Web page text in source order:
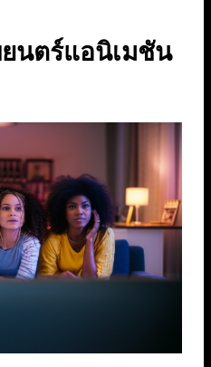
นตร์แอนิเมชัน